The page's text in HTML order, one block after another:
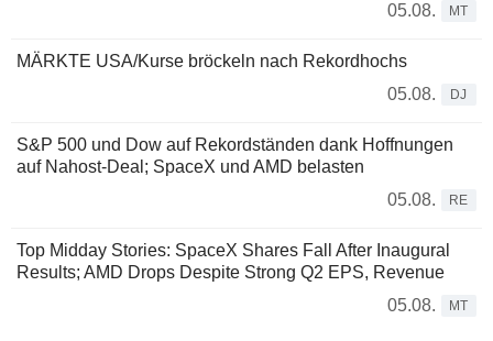
05.08.
MT
MÄRKTE USA/Kurse bröckeln nach Rekordhochs
05.08.
DJ
S&P 500 und Dow auf Rekordständen dank Hoffnungen
auf Nahost-Deal; SpaceX und AMD belasten
05.08.
RE
Top Midday Stories: SpaceX Shares Fall After Inaugural
Results; AMD Drops Despite Strong Q2 EPS, Revenue
05.08.
MT